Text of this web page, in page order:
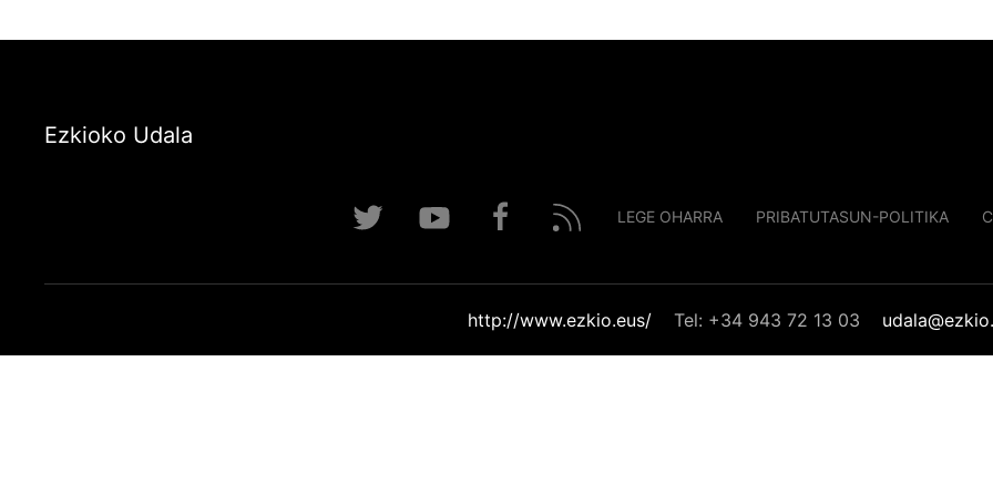
Ezkioko Udala
LEGE OHARRA PRIBATUTASUN-POLITIKA
http://www.ezkio.eus/ Tel: +34 943 72 13 03